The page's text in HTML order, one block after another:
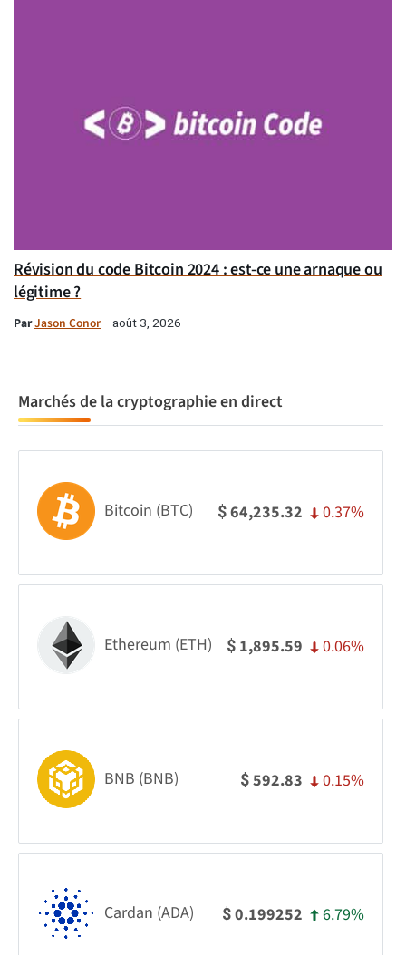
Révision du code Bitcoin 2024 : est-ce une arnaque ou
légitime ?
ParJason Conor août 3, 2026
Marchés de la cryptographie en direct
Bitcoin (BTC) $64,235.32 0.37%
Ethereum (ETH) $ 1,895.59 0.06%
BNB (BNB) $592.83 0.15%
Cardan (ADA) $0.199252 6.79%